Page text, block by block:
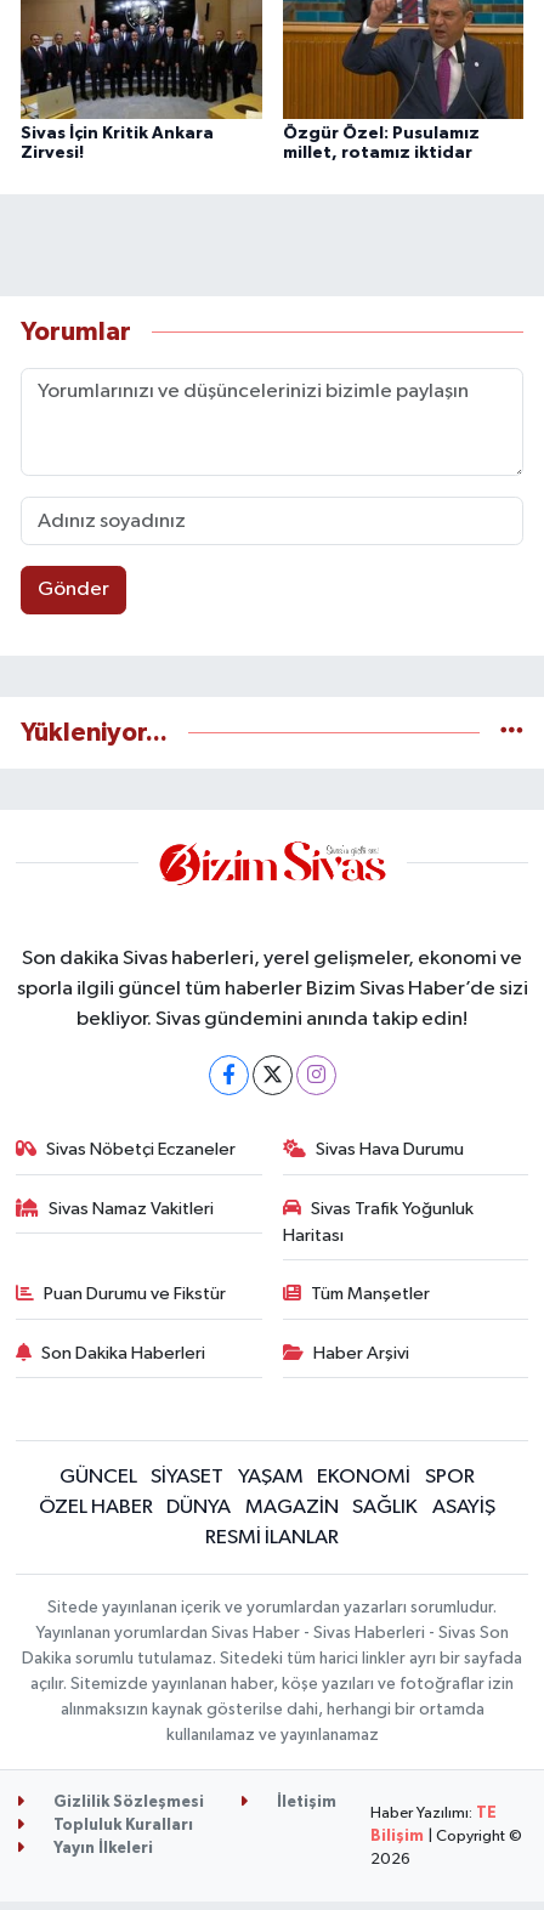
Sivas İçin Kritik Ankara
Zirvesi!
Özgür Özel: Pusulamız
millet, rotamız iktidar
Yorumlar
Gönder
Yükleniyor...
Son dakika Sivas haberleri, yerel gelişmeler, ekonomi ve
sporla ilgili güncel tüm haberler Bizim Sivas Haber’de sizi
bekliyor. Sivas gündemini anında takip edin!
Sivas Nöbetçi Eczaneler Sivas Hava Durumu
Sivas Namaz Vakitleri
Sivas Trafik Yoğunluk
Haritası
Puan Durumu ve Fikstür Tüm Manşetler
Son Dakika Haberleri Haber Arşivi
GÜNCEL SİYASET YAŞAM EKONOMİ
SPOR
ÖZEL HABER
DÜNYA MAGAZİN SAĞLIK
ASAYİŞ
RESMİ İLANLAR
Sitede yayınlanan içerik ve yorumlardan yazarları sorumludur.
Yayınlanan yorumlardan Sivas Haber - Sivas Haberleri - Sivas Son
Dakika sorumlu tutulamaz. Sitedeki tüm harici linkler ayrı bir sayfada
açılır. Sitemizde yayınlanan haber, köşe yazıları ve fotoğraflar izin
alınmaksızın kaynak gösterilse dahi, herhangi bir ortamda
kullanılamaz ve yayınlanamaz
Gizlilik Sözleşmesi
İletişim
Topluluk Kuralları
Yayın İlkeleri
Haber Yazılımı: TE
Bilişim | Copyright ©
2026